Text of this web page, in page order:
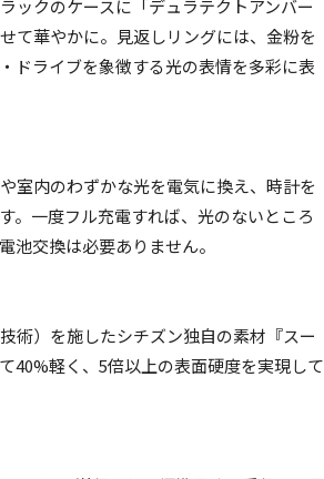
ックのケースに「デュラテクトアンバー
て華やかに。見返しリングには、金粉を
ドライブを象徴する光の表情を多彩に表
室内のわずかな光を電気に換え、時計を
。一度フル充電すれば、光のないところ
池交換は必要ありません。
術）を施したシチズン独自の素材『スー
40%軽く、5倍以上の表面硬度を実現して